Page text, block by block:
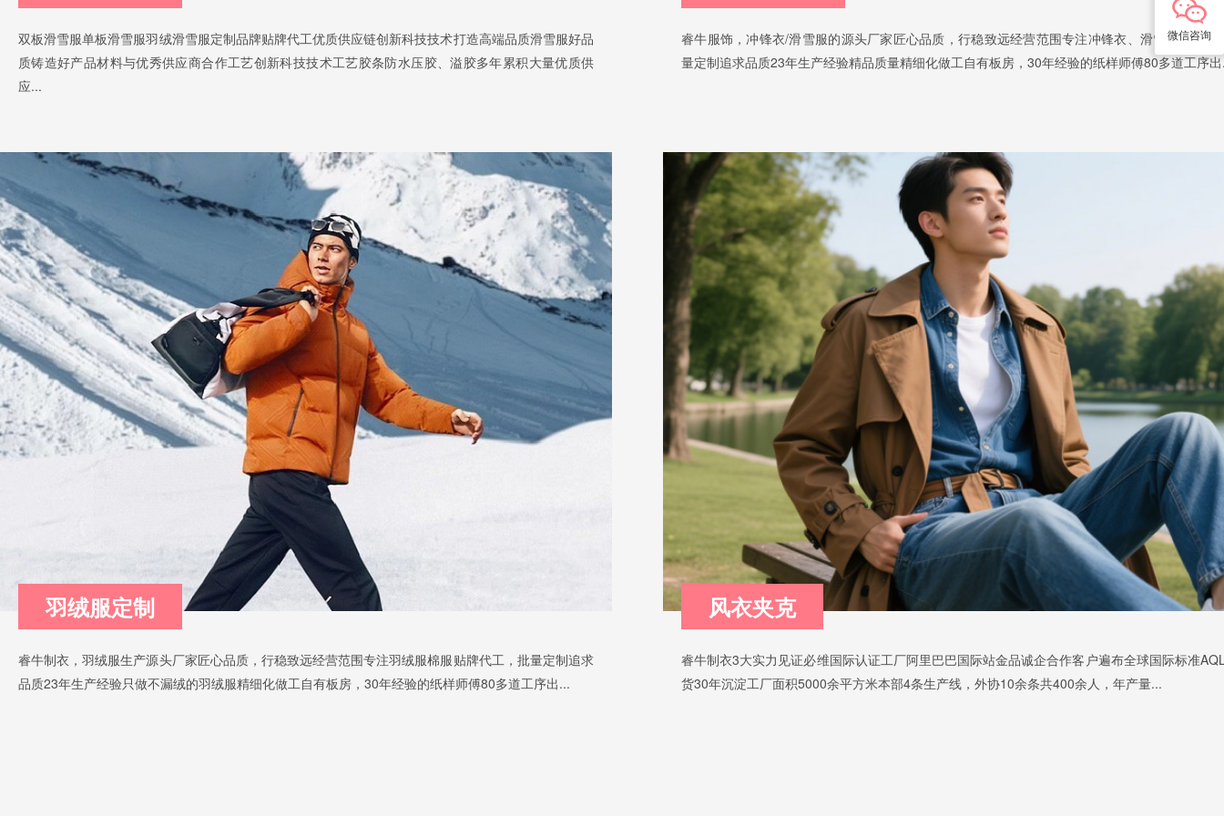
双板滑雪服单板滑雪服羽绒滑雪服定制品牌贴牌代工优质供应链创新科技技术打造高端品质滑雪服好品
质铸造好产品材料与优秀供应商合作工艺创新科技技术工艺胶条防水压胶、溢胶多年累积大量优质供
应...
睿牛服饰，冲锋衣/滑雪服的源头厂家匠心品质，行稳致远经营范围专注冲锋衣、滑雪服贴牌代
量定制追求品质23年生产经验精品质量精细化做工自有板房，30年经验的纸样师傅80多道工序
羽绒服定制
睿牛制衣，羽绒服生产源头厂家匠心品质，行稳致远经营范围专注羽绒服棉服贴牌代工，批量定制追求
品质23年生产经验只做不漏绒的羽绒服精细化做工自有板房，30年经验的纸样师傅80多道工序出...
风衣夹克
睿牛制衣3大实力见证必维国际认证工厂阿里巴巴国际站金品诚企合作客户遍布全球国际标准
货30年沉淀工厂面积5000余平方米本部4条生产线，外协10余条共400余人，年产量...
微信咨询